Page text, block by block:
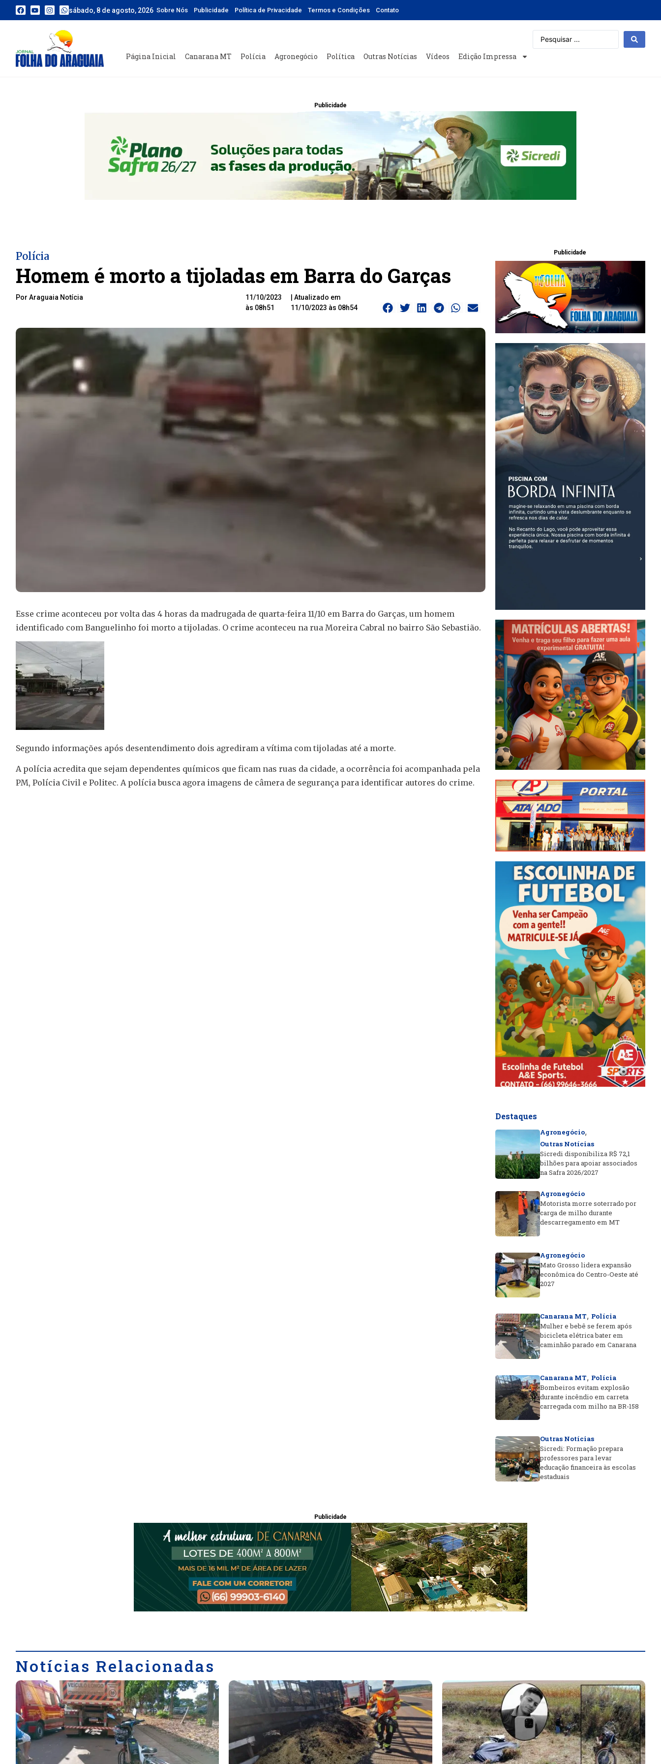
sábado, 8 de agosto, 2026 Sobre Nós Publicidade Política de Privacidade Termos e Condições Contato
Página Inicial Canarana MT Polícia Agronegócio Política Outras Notícias Vídeos Edição Impressa
Publicidade
Polícia
Homem é morto a tijoladas em Barra do Garças
Por Araguaia Notícia
11/10/2023
às 08h51
| Atualizado em
11/10/2023 às 08h54
Esse crime aconteceu por volta das 4 horas da madrugada de quarta-feira 11/10 em Barra do Garças, um homem
identificado com Banguelinho foi morto a tijoladas. O crime aconteceu na rua Moreira Cabral no bairro São Sebastião.
Segundo informações após desentendimento dois agrediram a vítima com tijoladas até a morte.
A polícia acredita que sejam dependentes químicos que ficam nas ruas da cidade, a ocorrência foi acompanhada pela
PM, Polícia Civil e Politec. A polícia busca agora imagens de câmera de segurança para identificar autores do crime.
Publicidade
Destaques
Agronegócio,
Outras Notícias
Sicredi disponibiliza R$ 72,1
bilhões para apoiar associados
na Safra 2026/2027
Agronegócio
Motorista morre soterrado por
carga de milho durante
descarregamento em MT
Agronegócio
Mato Grosso lidera expansão
econômica do Centro-Oeste até
2027
Canarana MT, Polícia
Mulher e bebê se ferem após
bicicleta elétrica bater em
caminhão parado em Canarana
Canarana MT, Polícia
Bombeiros evitam explosão
durante incêndio em carreta
carregada com milho na BR-158
Outras Notícias
Sicredi: Formação prepara
professores para levar
educação financeira às escolas
estaduais
Publicidade
Notícias Relacionadas